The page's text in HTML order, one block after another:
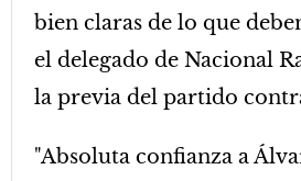
bien claras de lo que
el delegado de Nacional
la previa del partido
"Absoluta confianza a